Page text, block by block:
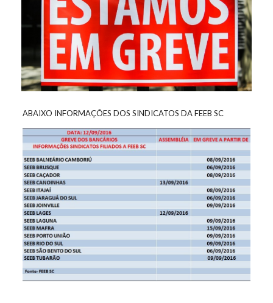
ABAIXO INFORMAÇÕES DOS SINDICATOS DA FEEB SC